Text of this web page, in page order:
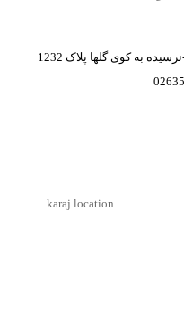
به کوی گلها پلاک 1232